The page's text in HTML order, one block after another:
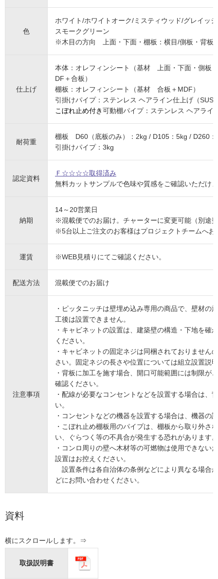
色
ホワイト/ホワイトオーク/ミスティウッド/グレイッ
スモークグリーン
※木目の方向 上面・下面・棚板：横目/側板・背板
仕上げ
本体：オレフィンシート（基材 上面・下面・側板
DF＋合板）
棚板：オレフィンシート（基材 合板＋MDF）
引掛けパイプ：ステンレス ヘアライン仕上げ（
こぼれ止め付き可動棚パイプ：ステンレス ヘアライ
耐荷重
棚板 D60（底板のみ）：2kg / D105：5kg / D260：
引掛けパイプ：3kg
認定資料
Ｆ☆☆☆☆取得済み
無料カットサンプルで色味や質感をご確認いただけ
納期
14～20営業日
※混載便でのお届け。チャーターに変更可能（別途
※5台以上ご注文のお客様はプロジェクトチームへお
運賃 ※WEB見積りにてご確認ください。
配送方法 混載便でのお届け
注意事項
・ピッタニッチは壁埋め込み専用の商品で、壁材の
工後は設置できません。
・キャビネットの設置は、建築壁の構造・下地を確
ください。
・キャビネットの固定ネジは同梱されておりません
さい。固定ネジの長さや位置については組立設置説
・背板に加工を施す場合、開口可能範囲には制限が
確認ください。
・配線が必要なコンセントなどを設置する場合は、
い。
・コンセントなどの機器を設置する場合は、機器の
・こぼれ止め棚板用のパイプは、棚板から取り外さ
い、ぐらつく等の不具合が発生する恐れがあります。
・コンロ周りの壁へ木材等の可燃物は使用できない
設置はお控えください。
設置条件は各自治体の条例などにより異なる場合
どにお問い合わせください。
資料
取扱説明書